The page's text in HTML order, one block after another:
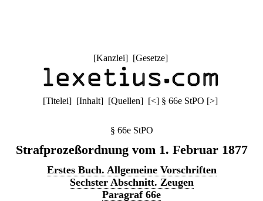
[Kanzlei] [Gesetze]
[Titelei] [Inhalt] [Quellen] [<] § 66e StPO [>]
§ 66e StPO
Strafprozeßordnung vom 1. Februar 1877
Erstes Buch. Allgemeine Vorschriften
Sechster Abschnitt. Zeugen
Paragraf 66e